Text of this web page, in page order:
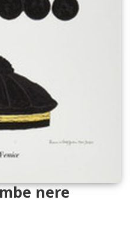
nere